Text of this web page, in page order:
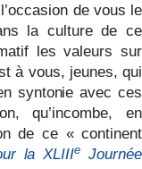
de vous le
la culture de ce
les valeurs sur
à vous, jeunes, qui
syntonie avec ces
qu’incombe, en
de ce « continent
la XLIIIe Journée